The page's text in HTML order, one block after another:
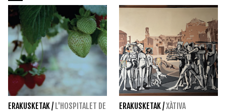
ERAKUSKETAK/ L'HOSPITALET DE
ERAKUSKETAK/XÀTIVA